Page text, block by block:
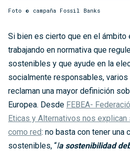
Foto © campaña Fossil Banks
Si bien es cierto que en el ámbito
trabajando en normativa que
sostenibles y que ayude en la
socialmente responsables,
reclaman una mayor definición
Europea. Desde FEBEA-
Eticas y Alternativos nos
como red: no basta con tener una
sostenibles, “la sostenibilidad